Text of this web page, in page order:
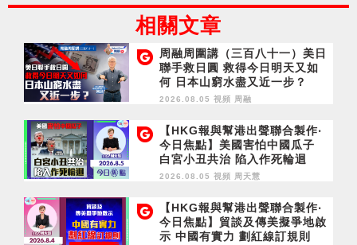
相關文章
周融周圍講（三百八十一）美日
聯手救日圓 救得今日明天又如
何 日本山窮水盡又近一步？
2026.08.05 視頻 周融
【HKG報與幫港出聲聯合製作‧
今日焦點】美國害怕中國瓜子
白宮小丑共治 陷入作死輪迴
2026.08.05 視頻 周天慧
【HKG報與幫港出聲聯合製作‧
今日焦點】貿談及傳美擬爭地啟
示 中國有實力 劃紅線訂規則